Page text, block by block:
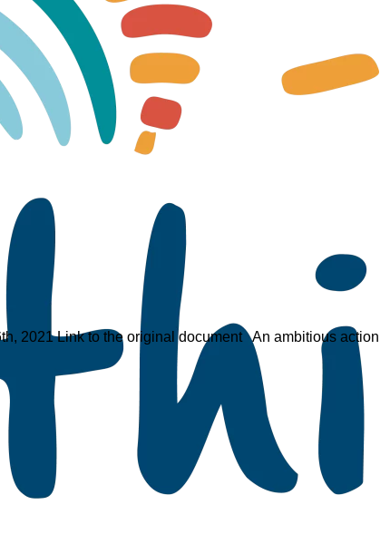
2021 Link to the original document An ambitious action